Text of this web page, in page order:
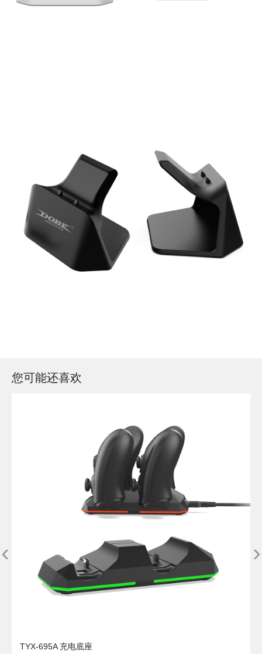
您可能还喜欢
TYX-695A 充电底座
‹ ›